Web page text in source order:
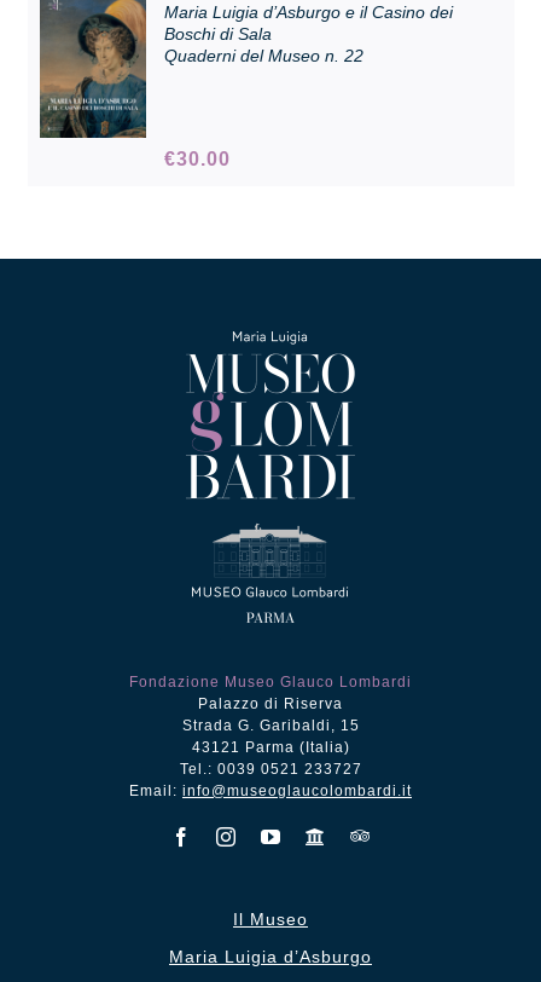
Contatti e biglietti
Accessibilità
Maria Luigia d’Asburgo e il Casino dei
Boschi di Sala
Quaderni del Museo n. 22
€30.00
Fondazione Museo Glauco Lombardi
Palazzo di Riserva
Strada G. Garibaldi, 15
43121 Parma (Italia)
Tel.: 0039 0521 233727
Email: info@museoglaucolombardi.it
Il Museo
Maria Luigia d’Asburgo